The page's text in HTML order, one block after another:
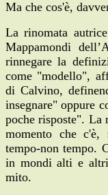
Ma che cos'è,
La rinomata
Mappamondi
rinnegare la
come "modello",
di Calvino,
insegnare" oppure
poche risposte". La
momento che
tempo-non tempo.
in mondi alti e
mito.